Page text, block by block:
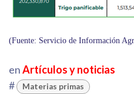
(Fuente: Servicio de Información
enArtículos y noticias
#
Materias primas